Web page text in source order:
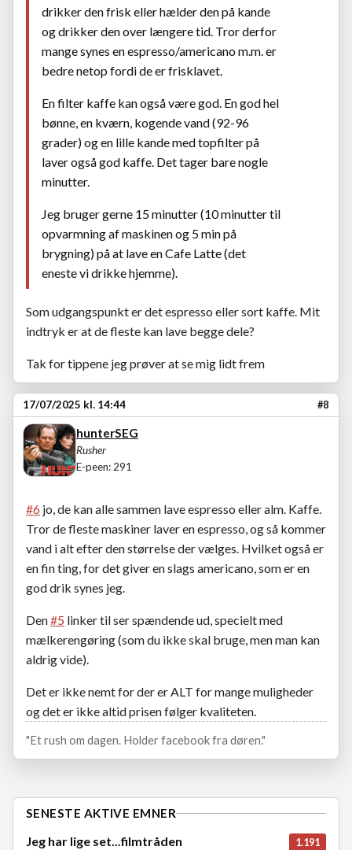
drikker den frisk eller hælder den på kande
og drikker den over længere tid. Tror derfor
mange synes en espresso/americano m.m. er
bedre netop fordi de er frisklavet.
En filter kaffe kan også være god. En god hel
bønne, en kværn, kogende vand (92-96
grader) og en lille kande med topfilter på
laver også god kaffe. Det tager bare nogle
minutter.
Jeg bruger gerne 15 minutter (10 minutter til
opvarmning af maskinen og 5 min på
brygning) på at lave en Cafe Latte (det
eneste vi drikke hjemme).
Som udgangspunkt er det espresso eller sort kaffe. Mit
indtryk er at de fleste kan lave begge dele?
Tak for tippene jeg prøver at se mig lidt frem
17/07/2025 kl. 14:44 #8
hunterSEG
Rusher
E-peen: 291
#6 jo, de kan alle sammen lave espresso eller alm. Kaffe.
Tror de fleste maskiner laver en espresso, og så kommer
vand i alt efter den størrelse der vælges. Hvilket også er
en fin ting, for det giver en slags americano, som er en
god drik synes jeg.
Den#5 linker til ser spændende ud, specielt med
mælkerengøring (som du ikke skal bruge, men man kan
aldrig vide).
Det er ikke nemt for der er ALT for mange muligheder
og det er ikke altid prisen følger kvaliteten.
"Et rush om dagen. Holder facebook fra døren."
SENESTE AKTIVE EMNER
Jeg har lige set...filmtråden 1.191